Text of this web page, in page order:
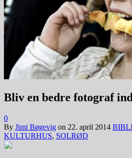
Bliv en bedre fotograf
0
By Jimi Bøgevig on 22. april 2014
KULTURHUS, SOLRØD